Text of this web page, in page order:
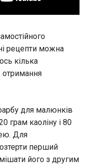
рецепти можна
кілька
отримання
для малюнків
грам каоліну і 80
Для
перший
його з другим